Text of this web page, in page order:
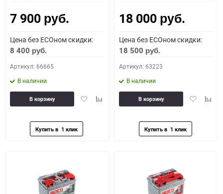
7 900 руб.
Цена без ECOном скидки:
8 400 руб.
Артикул: 66665
В наличии
ДобавитьДобавить
В корзину
18 000 руб.
Цена без ECOном скидки:
18 500 руб.
Артикул: 63223
В наличии
Добавить
В корзину